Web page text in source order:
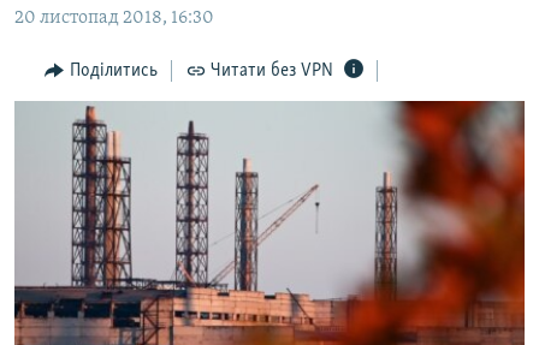
Перейти
пошуку
ПОГЛЯД
ІНТЕРВ'Ю
ВСЕ ЗА ДЕНЬ
СПЕЦПРОЕКТИ
ДЕПОРТАЦІЯ
ВІДЕОУРОКИ «ELIFBE»
СВІДЧЕННЯ ОКУПАЦІЇ
УКРАЇНСЬКА ПРОБЛЕМА КРИМУ
ЯК ОБІЙТИ БЛОКУВАННЯ
Русский
Qırımtatar
20 листопад 2018, 16:30
Поділитись Читати без VPN